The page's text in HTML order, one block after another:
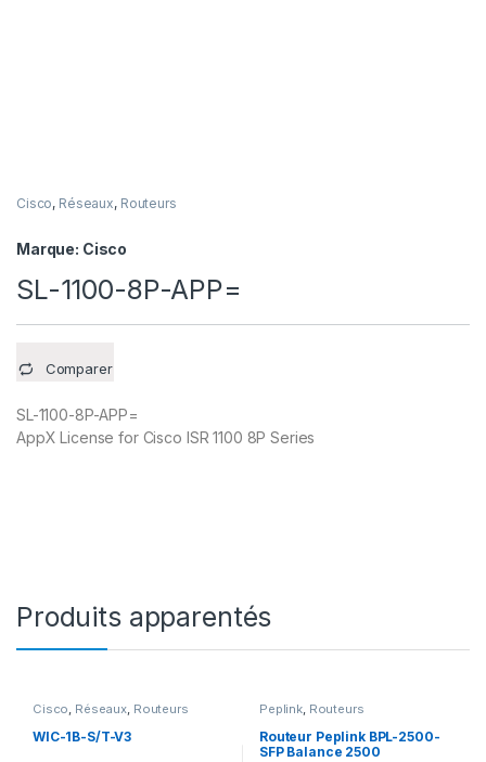
Cisco, Réseaux, Routeurs
Marque: Cisco
SL-1100-8P-APP=
Comparer
SL-1100-8P-APP=
AppX License for Cisco ISR 1100 8P Series
Produits apparentés
Cisco, Réseaux, Routeurs
WIC-1B-S/T-V3
Peplink, Routeurs
Routeur Peplink BPL-2500-
SFP Balance 2500